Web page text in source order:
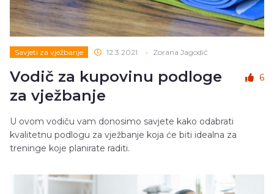
Savjeti za vježbanje 12.3.2021. • Zorana Jagodić
Vodič za kupovinu podloge
za vježbanje
6
U ovom vodiču vam donosimo savjete kako odabrati
kvalitetnu podlogu za vježbanje koja će biti idealna za
treninge koje planirate raditi.